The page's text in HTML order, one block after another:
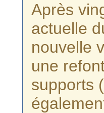
Après
actuelle
nouvelle
une
supports